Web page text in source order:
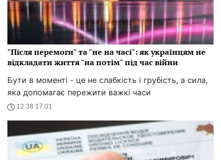
"Після перемоги" та "не на часі": як українцям не
відкладати життя "на потім" під час війни
Бути в моменті - це не слабкість і грубість, а сила,
яка допомагає пережити важкі часи
12:38 17.01